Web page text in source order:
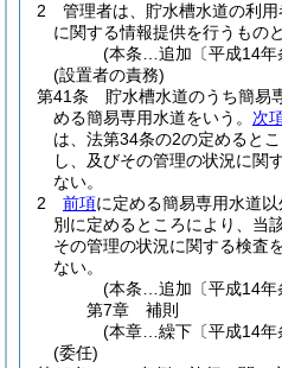
2
管理者は、貯水槽水道の利
に関する情報提供を行うものと
(本条…追加〔平成14年
(設置者の責務)
第41条
貯水槽水道のうち簡易
める簡易専用水道をいう。 次
は、法第34条の2の定めると
し、及びその管理の状況に関
ない。
2
前項に定める簡易専用水道以
別に定めるところにより、当
その管理の状況に関する検査
ない。
(本条…追加〔平成14年
第7章
補則
(本章…繰下〔平成14年
(委任)